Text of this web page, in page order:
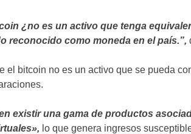
¿no es un activo que tenga
reconocido como moneda en el país.”,
el bitcoin no es un activo que se pueda
existir una gama de productos
lo que genera ingresos